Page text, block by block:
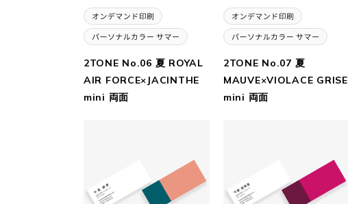
2TONE No.06 夏 ROYAL
AIR FORCE×JACINTHE
mini 両面
2TONE No.07 夏
MAUVE×VIOLACE GRISE
mini 両面